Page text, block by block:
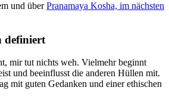
und überPranamaya Kosha, im nächsten
definiert
mir tut nichts weh. Vielmehr beginnt
und beeinflusst die anderen Hüllen mit.
mit guten Gedanken und einer ethischen